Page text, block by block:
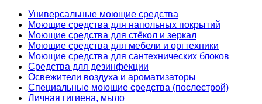
Универсальные моющие средства
Моющие средства для напольных покрытий
Моющие средства для стёкол и зеркал
Моющие средства для мебели и оргтехники
Моющие средства для сантехнических блоков
Средства для дезинфекции
Освежители воздуха и ароматизаторы
Специальные моющие средства (послестрой)
Личная гигиена, мыло